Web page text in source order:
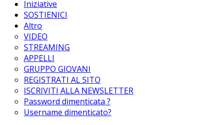
Iniziative
SOSTIENICI
Altro
VIDEO
STREAMING
APPELLI
GRUPPO GIOVANI
REGISTRATI AL SITO
ISCRIVITI ALLA NEWSLETTER
Password dimenticata ?
Username dimenticato?